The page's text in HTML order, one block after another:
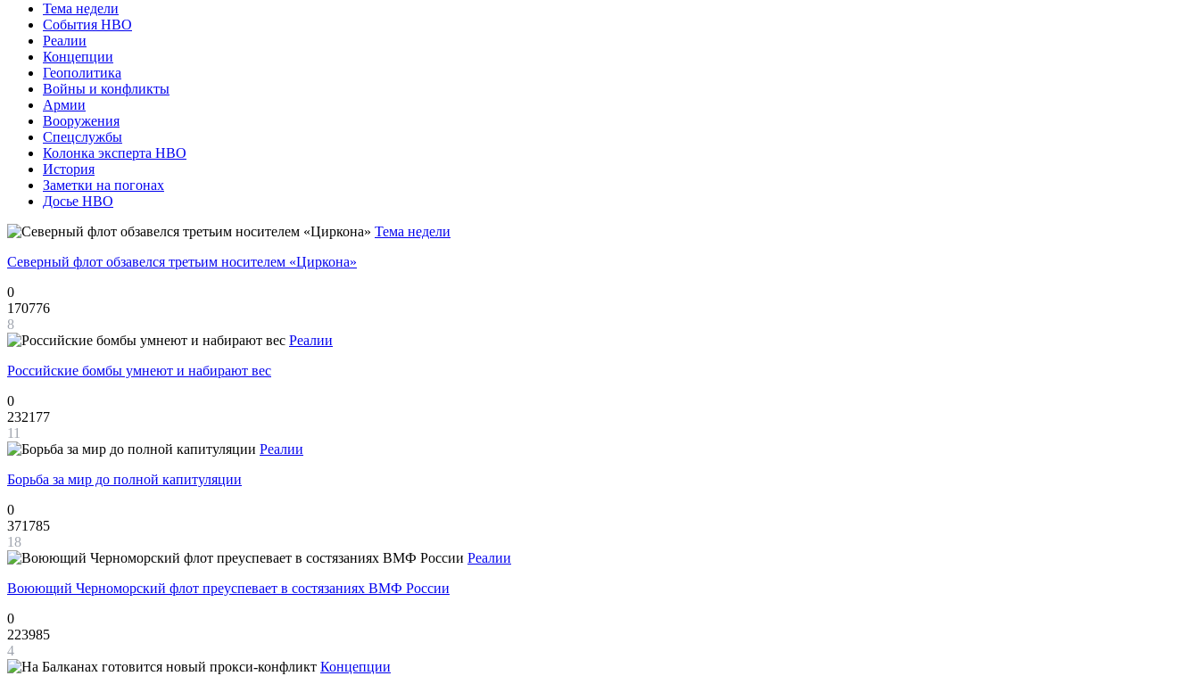
Тема недели
События НВО
Реалии
Концепции
Геополитика
Войны и конфликты
Армии
Вооружения
Спецслужбы
Колонка эксперта НВО
История
Заметки на погонах
Досье НВО
Тема недели
Северный флот обзавелся третьим носителем «Циркона»
0
170776
8
Реалии
Российские бомбы умнеют и набирают вес
0
232177
11
Реалии
Борьба за мир до полной капитуляции
0
371785
18
Реалии
Воюющий Черноморский флот преуспевает в состязаниях ВМФ России
0
223985
4
Концепции